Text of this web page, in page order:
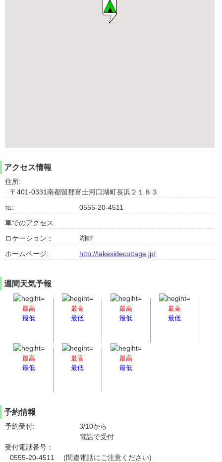
アクセス情報
住所:
〒401-0331南都留郡富士河口湖町長浜２１８３
℡:
0555-20-4511
車でのアクセス:
ロケーション：
湖畔
ホームページ:
http://lakesidecottage.jp/
週間天気予報
最高
最低
最高
最低
最高
最低
最高
最低
最高
最低
最高
最低
最高
最低
予約情報
予約受付:
3/10から
電話で受付
受付電話番号：
0555-20-4511 (間違電話にご注意ください)